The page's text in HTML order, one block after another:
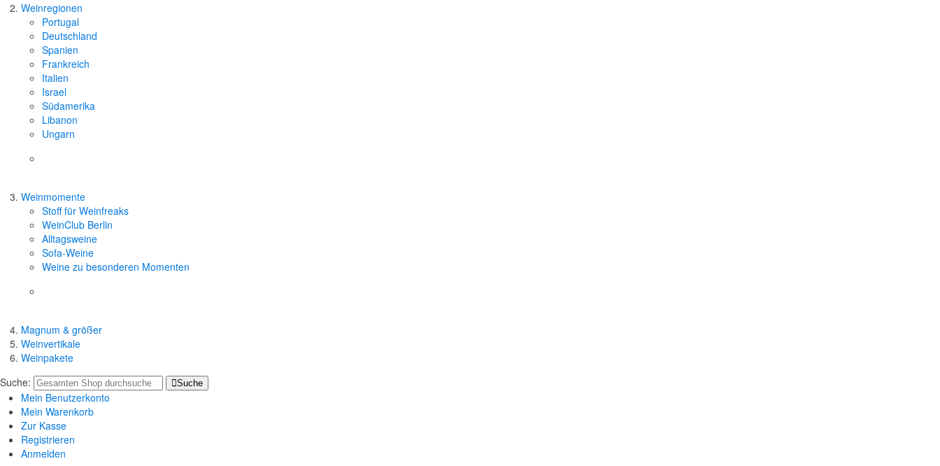
Weinregionen
Portugal
Deutschland
Spanien
Frankreich
Italien
Israel
Südamerika
Libanon
Ungarn
Weinmomente
Stoff für Weinfreaks
WeinClub Berlin
Alltagsweine
Sofa-Weine
Weine zu besonderen Momenten
Magnum & größer
Weinvertikale
Weinpakete
Suche:
Suche
Mein Benutzerkonto
Mein Warenkorb
Zur Kasse
Registrieren
Anmelden